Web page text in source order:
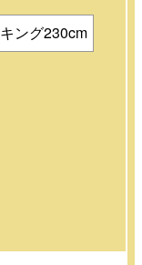
キング230cm